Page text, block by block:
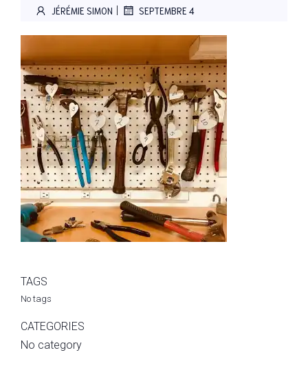
JÉRÉMIE SIMON | SEPTEMBRE 4
TAGS
No tags
CATEGORIES
No category